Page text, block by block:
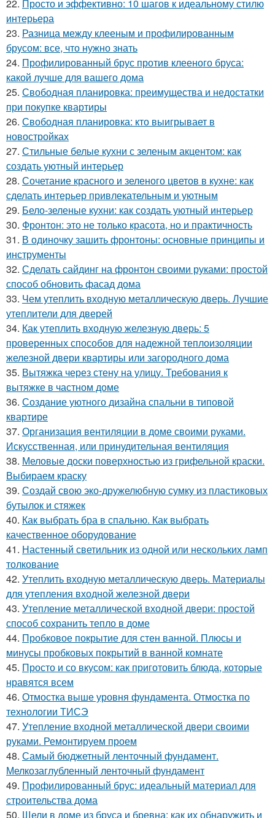
22. Просто и эффективно: 10 шагов к идеальному стилю
интерьера
23. Разница между клееным и профилированным
брусом: все, что нужно знать
24. Профилированный брус против клееного бруса:
какой лучше для вашего дома
25. Свободная планировка: преимущества и недостатки
при покупке квартиры
26. Свободная планировка: кто выигрывает в
новостройках
27. Стильные белые кухни с зеленым акцентом: как
создать уютный интерьер
28. Сочетание красного и зеленого цветов в кухне: как
сделать интерьер привлекательным и уютным
29. Бело-зеленые кухни: как создать уютный интерьер
30. Фронтон: это не только красота, но и практичность
31. В одиночку зашить фронтоны: основные принципы и
инструменты
32. Сделать сайдинг на фронтон своими руками: простой
способ обновить фасад дома
33. Чем утеплить входную металлическую дверь. Лучшие
утеплители для дверей
34. Как утеплить входную железную дверь: 5
проверенных способов для надежной теплоизоляции
железной двери квартиры или загородного дома
35. Вытяжка через стену на улицу. Требования к
вытяжке в частном доме
36. Создание уютного дизайна спальни в типовой
квартире
37. Организация вентиляции в доме своими руками.
Искусственная, или принудительная вентиляция
38. Меловые доски поверхностью из грифельной краски.
Выбираем краску
39. Создай свою эко-дружелюбную сумку из пластиковых
бутылок и стяжек
40. Как выбрать бра в спальню. Как выбрать
качественное оборудование
41. Настенный светильник из одной или нескольких ламп
толкование
42. Утеплить входную металлическую дверь. Материалы
для утепления входной железной двери
43. Утепление металлической входной двери: простой
способ сохранить тепло в доме
44. Пробковое покрытие для стен ванной. Плюсы и
минусы пробковых покрытий в ванной комнате
45. Просто и со вкусом: как приготовить блюда, которые
нравятся всем
46. Отмостка выше уровня фундамента. Отмостка по
технологии ТИСЭ
47. Утепление входной металлической двери своими
руками. Ремонтируем проем
48. Самый бюджетный ленточный фундамент.
Мелкозаглубленный ленточный фундамент
49. Профилированный брус: идеальный материал для
строительства дома
50. Щели в доме из бруса и бревна: как их обнаружить и